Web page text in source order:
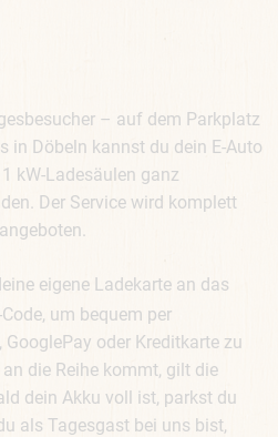
– auf dem Parkplatz
in Döbeln kannst du dein E-Auto
kW-Ladesäulen ganz
Der Service wird komplett
eigene Ladekarte an das
um bequem per
oder Kreditkarte zu
die Reihe kommt, gilt die
dein Akku voll ist, parkst du
als Tagesgast bei uns bist,